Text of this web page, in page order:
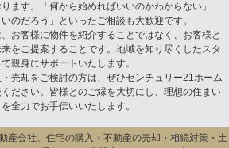
ます。「何から始めればいいのかわからない」
のだろう」といったご相談も大歓迎です。
お客様に物件を紹介することではなく、お客様と
をご提案することです。地域を知り尽くしたスタ
親身にサポートいたします。
売却をご検討の方は、ぜひセンチュリー21ホーム
ださい。皆様とのご縁を大切にし、理想の住まい
全力でお手伝いいたします。
産会社、住宅の購入・不動産の売却・相続対策・土